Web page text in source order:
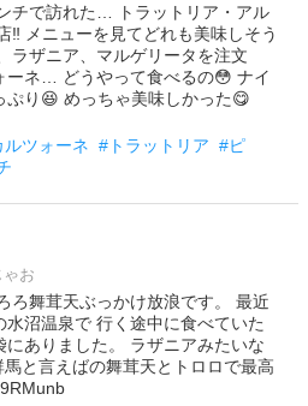
チで訪れた… トラットリア・アル
‼️ メニューを見てどれも美味しそう
ラザニア、マルゲリータを注文
ーネ… どうやって食べるの😳 ナイ
ぷり😆 めっちゃ美味しかった😋
ルツォーネ #トラットリア #ピ
ゃお
ろ舞茸天ぶっかけ放浪です。 最近
沼温泉で 行く途中に食べていた
ありました。 ラザニアみたいな
と言えばの舞茸天とトロロで最高